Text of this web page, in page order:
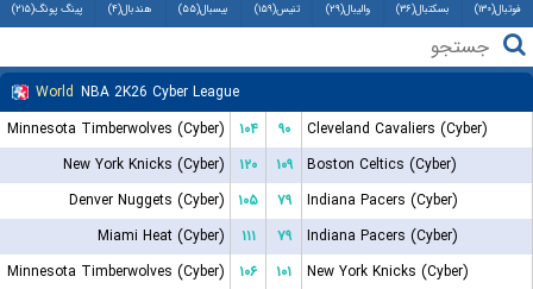
فوتبال(۱۳۰) بسکتبال(۳۶) والیبال(۲۹) تنیس(۱۵۹) بیسبال(۵۵) هندبال(۴) پینگ پونگ(۲۱۵)
World NBA 2K26 Cyber League
Minnesota Timberwolves (Cyber)
۱۰۴ ۹۰
Cleveland Cavaliers (Cyber)
New York Knicks (Cyber)
۱۲۰ ۱۰۹
Boston Celtics (Cyber)
Denver Nuggets (Cyber)
۱۰۵ ۷۹
Indiana Pacers (Cyber)
Miami Heat (Cyber)
۱۱۱ ۷۹
Indiana Pacers (Cyber)
Minnesota Timberwolves (Cyber)
۱۰۶ ۱۰۱
New York Knicks (Cyber)